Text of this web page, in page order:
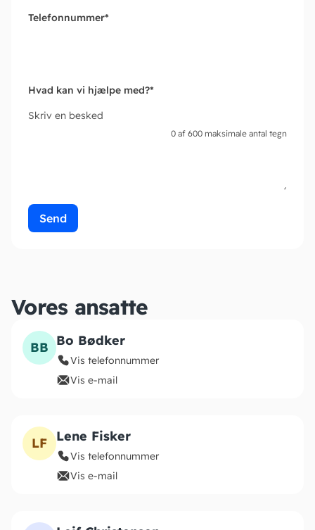
Telefonnummer*
Hvad kan vi hjælpe med?*
Skriv en besked
0 af 600 maksimale antal tegn
Vores ansatte
BB Bo Bødker
Vis telefonnummer
Vis e-mail
LF Lene Fisker
Vis telefonnummer
Vis e-mail